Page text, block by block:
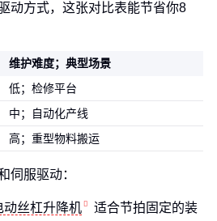
动方式，这张对比表能节省你8
维护难度；典型场景
低；检修平台
中；自动化产线
高；重型物料搬运
伺服驱动：
动丝杠升降机
适合节拍固定的装